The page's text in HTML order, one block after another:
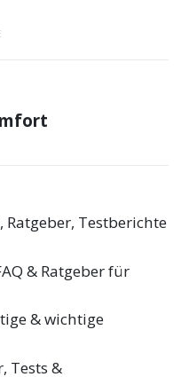
Testberichte
& Ratgeber für
& wichtige
Tests &